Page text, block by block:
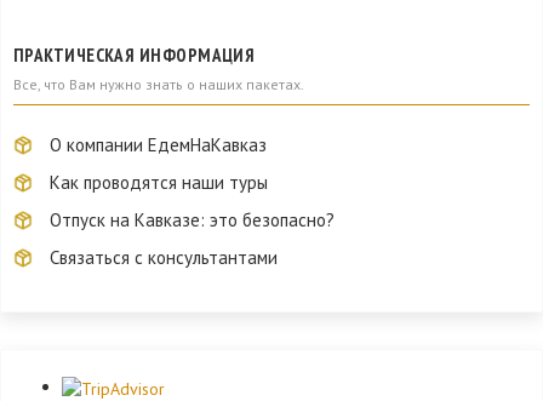
ПРАКТИЧЕСКАЯ ИНФОРМАЦИЯ
Все, что Вам нужно знать о наших пакетах.
О компании ЕдемНаКавказ
Как проводятся наши туры
Отпуск на Кавказе: это безопасно?
Связаться с консультантами